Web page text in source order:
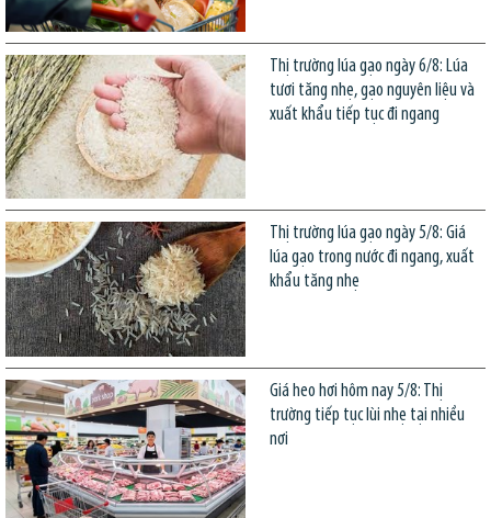
Thị trường lúa gạo ngày 6/8: Lúa
tươi tăng nhẹ, gạo nguyên liệu và
xuất khẩu tiếp tục đi ngang
Thị trường lúa gạo ngày 5/8: Giá
lúa gạo trong nước đi ngang, xuất
khẩu tăng nhẹ
Giá heo hơi hôm nay 5/8: Thị
trường tiếp tục lùi nhẹ tại nhiều
nơi